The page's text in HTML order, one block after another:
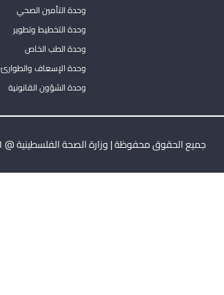
وحدة التأمين الصحي
وحدة التخطيط وتطوير
وحدة الطب الخاص
وحدة الإسعاف والطوارئ
وحدة الشؤون القانونية
جميع الحقوق محفوظة | وزارة الصحة الفلسطينية @ 2021